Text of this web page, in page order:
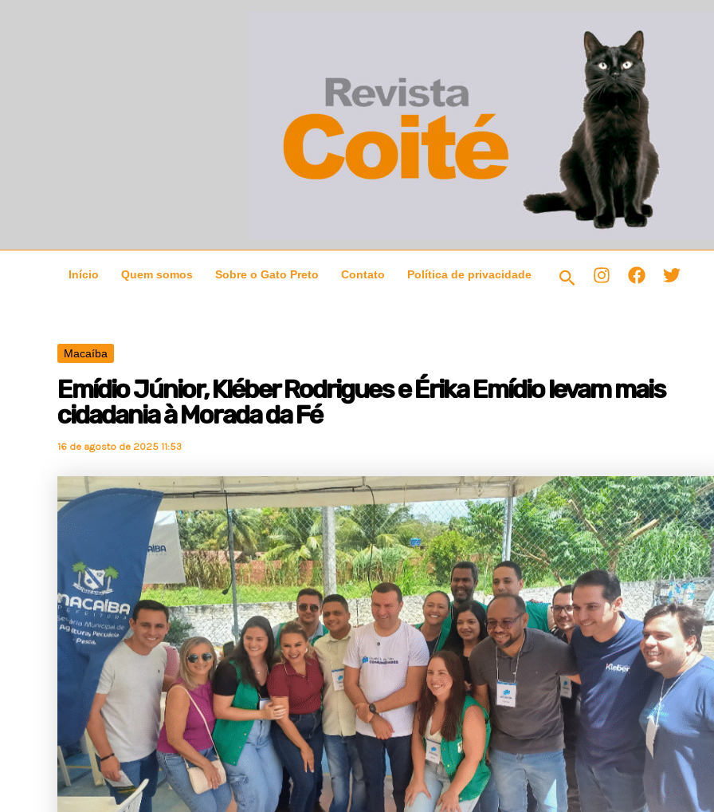
Início Quem somos Sobre o Gato Preto Contato Política de privacidade Pesquisar
Macaíba
Emídio Júnior, Kléber Rodrigues e Érika Emídio levam mais
cidadania à Morada da Fé
16 de agosto de 2025 11:53